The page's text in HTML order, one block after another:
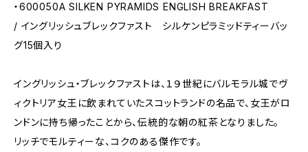
・600050A SILKEN PYRAMIDS ENGLISH BREAKFAST
/ イングリッシュブレックファスト シルケンピラミッドティーバッ
グ15個入り
イングリッシュ・ブレックファストは、１９世紀にバルモラル城でヴ
ィクトリア女王に飲まれていたスコットランドの名品で、女王がロ
ンドンに持ち帰ったことから、伝統的な朝の紅茶となりました。
リッチでモルティーな、コクのある傑作です。